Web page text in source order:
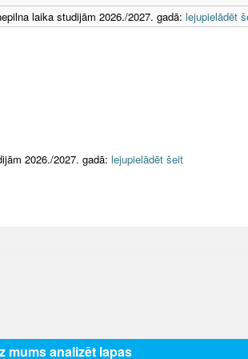
laika studijām 2026./2027. gadā: lejupielādēt
2026./2027. gadā: lejupielādēt šeit
mums analizēt lapas